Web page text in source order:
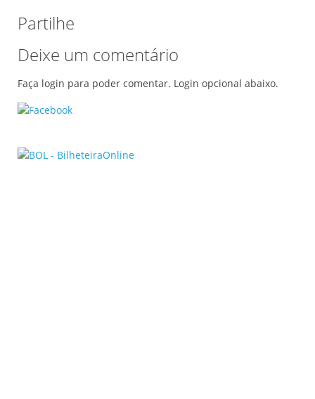
Partilhe
Deixe um comentário
Faça login para poder comentar. Login opcional abaixo.